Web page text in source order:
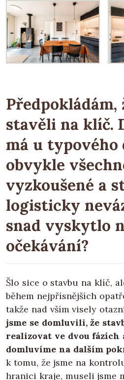
Předpokládám,
stavěli na klíč.
má u typového
obvykle
vyzkoušené a
logisticky
snad vyskytlo
očekávání?
Šlo sice o stavbu na klíč,
během nejpřísnějších
takže nad vším visely
jsme se domluvili, že
realizovat ve dvou fázích
domluvíme na dalším
k tomu, že jsme na
hranici kraje, museli jsme